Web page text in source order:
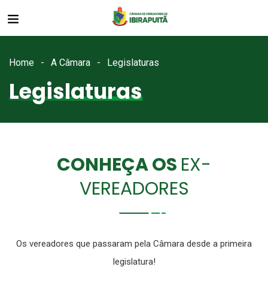
Home A Câmara Legislaturas
Legislaturas
CONHEÇA OS EX-
VEREADORES
Os vereadores que passaram pela Câmara desde a primeira
legislatura!